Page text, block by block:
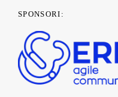
SPONSORI: